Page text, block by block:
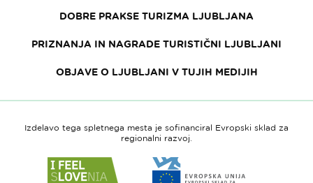
DOBRE PRAKSE TURIZMA LJUBLJANA
PRIZNANJA IN NAGRADE TURISTIČNI LJUBLJANI
OBJAVE O LJUBLJANI V TUJIH MEDIJIH
Izdelavo tega spletnega mesta je sofinanciral Evropski sklad za
regionalni razvoj.
do
do